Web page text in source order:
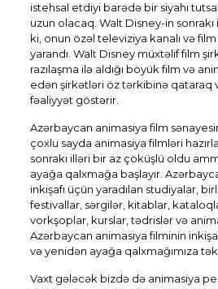
istehsal etdiyi barədə bir siyahı
uzun olacaq. Walt Disney-in
ki, onun özəl televiziya kanalı və
yarandı. Walt Disney müxtəlif film
razılaşma ilə aldığı böyük film və
edən şirkətləri öz tərkibinə qataraq
fəaliyyət göstərir.
Azərbaycan animasiya film
çoxlu sayda animasiya filmləri
sonrakı illəri bir az çöküşlü oldu
ayağa qalxmağa başlayır.
inkişafı üçün yaradılan studiyalar,
festivallar, sərgilər, kitablar,
vorkşoplar, kurslar, tədrislər və
Azərbaycan animasiya filminin
və yenidən ayağa qalxmağımıza
Vaxt gələcək bizdə də animasiya